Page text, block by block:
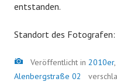
entstanden.
Standort des Fotografen:
Bild
Veröffentlicht in 2010er,
Alenbergstraße 02